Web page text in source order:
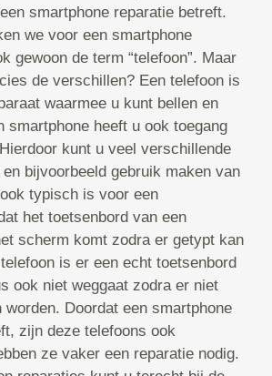
smartphone reparatie betreft.
we voor een smartphone
gewoon de term “telefoon”. Maar
de verschillen? Een telefoon is
waarmee u kunt bellen en
smartphone heeft u ook toegang
kunt u veel verschillende
bijvoorbeeld gebruik maken van
typisch is voor een
het toetsenbord van een
scherm komt zodra er getypt kan
is er een echt toetsenbord
ook niet weggaat zodra er niet
worden. Doordat een smartphone
zijn deze telefoons ook
ze vaker een reparatie nodig.